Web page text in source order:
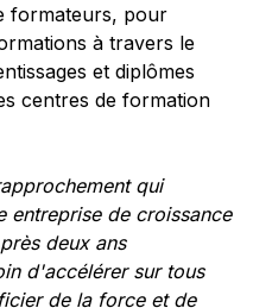
formateurs, pour
à travers le
et diplômes
centres de formation
qui
entreprise de croissance
deux ans
d'accélérer sur tous
de la force et de